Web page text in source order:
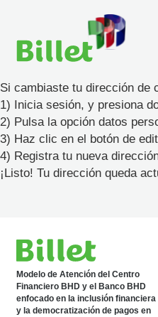
Si cambiaste tu dirección de
1) Inicia sesión, y presiona
2) Pulsa la opción datos
3) Haz clic en el botón de
4) Registra tu nueva
¡Listo! Tu dirección queda
Modelo de Atención del Centro
Financiero BHD y el Banco BHD
enfocado en la inclusión financiera
y la democratización de pagos en